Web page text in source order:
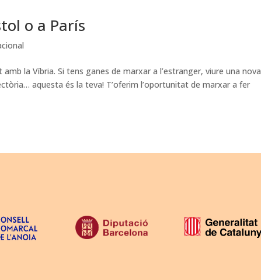
o a París
amb la Víbria. Si tens ganes de marxar a l’estranger, viure una nova
aquesta és la teva! T’oferim l’oportunitat de marxar a fer